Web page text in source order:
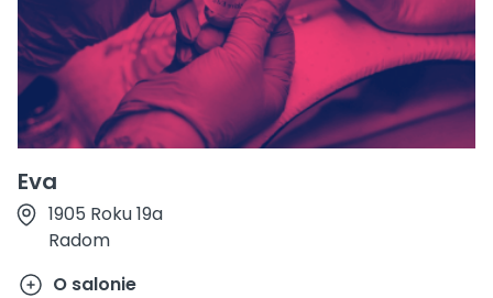
Eva
1905 Roku 19a
Radom
O salonie